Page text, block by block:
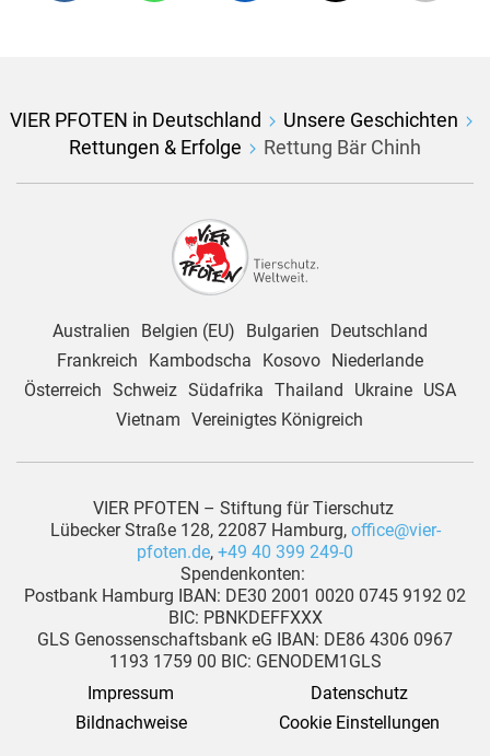
VIER PFOTEN in Deutschland
Unsere Geschichten
Rettungen & Erfolge
Rettung Bär Chinh
Australien Belgien (EU) Bulgarien
Deutschland
Frankreich
Kambodscha Kosovo
Niederlande
Österreich Schweiz Südafrika Thailand Ukraine
USA
Vietnam Vereinigtes Königreich
VIER PFOTEN – Stiftung für Tierschutz
Lübecker Straße 128, 22087 Hamburg, office@vier-
pfoten.de, +49 40 399 249-0
Spendenkonten:
Postbank Hamburg IBAN: DE30 2001 0020 0745 9192 02
BIC: PBNKDEFFXXX
GLS Genossenschaftsbank eG IBAN: DE86 4306 0967
1193 1759 00 BIC: GENODEM1GLS
Impressum
Datenschutz
Bildnachweise
Cookie Einstellungen